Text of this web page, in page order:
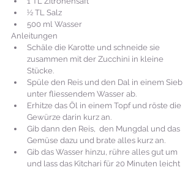
½ TL Salz
500 ml Wasser
Anleitungen
Schäle die Karotte und schneide sie
zusammen mit der Zucchini in kleine
Stücke.
Spüle den Reis und den Dal in einem Sieb
unter fliessendem Wasser ab.
Erhitze das Öl in einem Topf und röste die
Gewürze darin kurz an.
Gib dann den Reis,  den Mungdal und das
Gemüse dazu und brate alles kurz an.
Gib das Wasser hinzu, rühre alles gut um
und lass das Kitchari für 20 Minuten leicht